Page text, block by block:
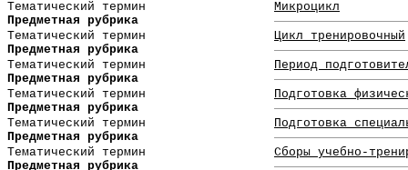
Тематический термин
Микроцикл
Предметная рубрика
Тематический термин
Цикл тренировочный
Предметная рубрика
Тематический термин
Период
Предметная рубрика
Тематический термин
Подготовка
Предметная рубрика
Тематический термин
Подготовка
Предметная рубрика
Тематический термин
Сборы учебно-
Предметная рубрика